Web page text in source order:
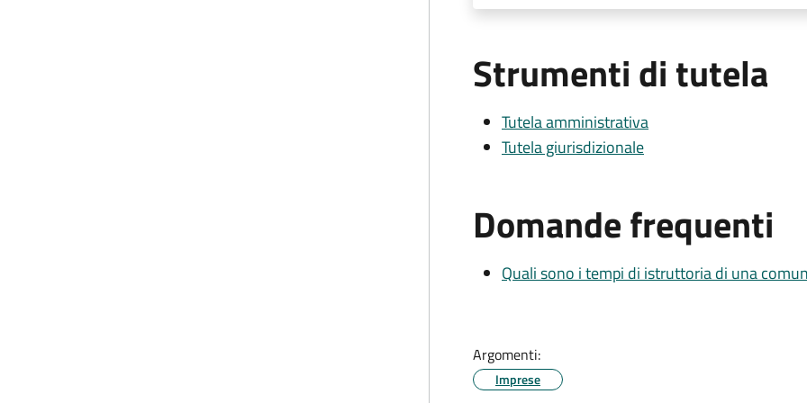
Strumenti di tutela
Tutela amministrativa
Tutela giurisdizionale
Domande frequenti
Quali sono i tempi di istruttoria di una
Argomenti:
Imprese